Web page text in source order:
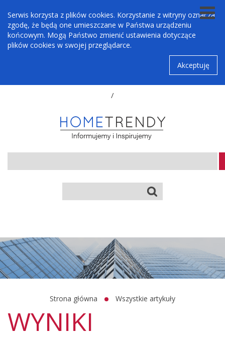
Serwis korzysta z plików cookies. Korzystanie z witryny oznacza
zgodę, że będą one umieszczane w Państwa urządzeniu
końcowym. Mogą Państwo zmienić ustawienia dotyczące
plików cookies w swojej przeglądarce.
Akceptuję
/
Strona główna Wszystkie artykuły
WYNIKI